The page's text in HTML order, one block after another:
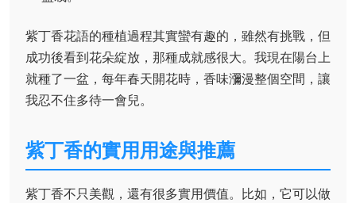
紫丁香花語的種植過程其實蠻有趣的，雖然有挑戰，但
成功後看到花朵綻放，那種成就感很大。我現在陽台上
就種了一盆，每年春天開花時，香味瀰漫整個空間，讓
我忍不住多待一會兒。
紫丁香的實用用途與推薦
紫丁香不只美觀，還有很多實用價值。比如，它可以做